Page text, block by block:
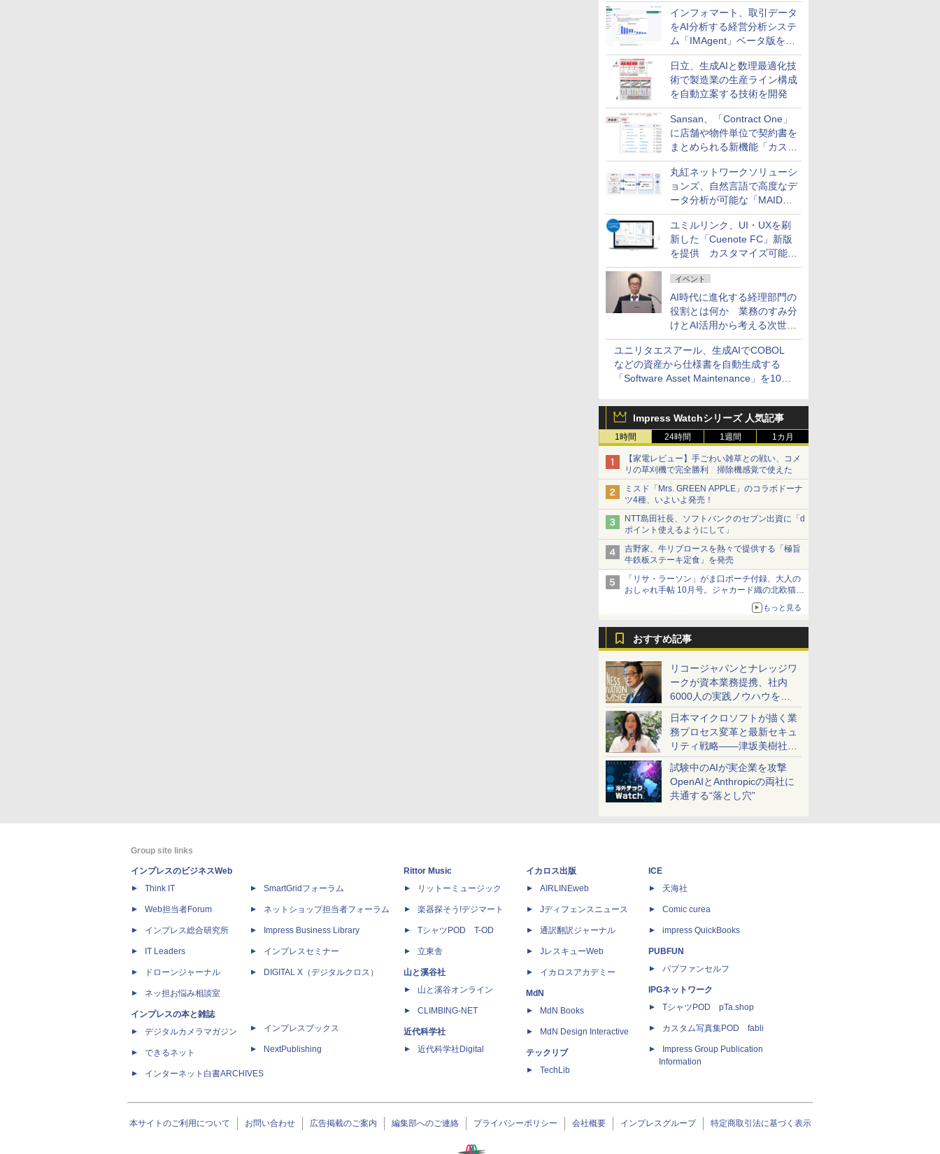
インフォマート、取引データ
をAI分析する経営分析システ
ム「IMAgent」ベータ版を提
供
日立、生成AIと数理最適化技
術で製造業の生産ライン構成
を自動立案する技術を開発
Sansan、「Contract One」
に店舗や物件単位で契約書を
まとめられる新機能「カスタ
ム契約ツリー」を追加
丸紅ネットワークソリューシ
ョンズ、自然言語で高度なデ
ータ分析が可能な「MAIDOA
AI ASSIST」を9月より提供
ユミルリンク、UI・UXを刷
新した「Cuenote FC」新版
を提供 カスタマイズ可能な
ダッシュボード画面を搭載
イベント
AI時代に進化する経理部門の
役割とは何か 業務のすみ分
けとAI活用から考える次世代
ファイナンス戦略
ユニリタエスアール、生成AIでCOBOL
などの資産から仕様書を自動生成する
「Software Asset Maintenance」を10月
Impress Watchシリーズ 人気記事
1時間 24時間 1週間 1カ月
【家電レビュー】手ごわい雑草との戦い、コメ
リの草刈機で完全勝利 掃除機感覚で使えた
ミスド「Mrs. GREEN APPLE」のコラボドーナ
ツ4種、いよいよ発売！
NTT島田社長、ソフトバンクのセブン出資に「d
ポイント使えるようにして」
吉野家、牛リブロースを熱々で提供する「極旨
牛鉄板ステーキ定食」を発売
「リサ・ラーソン」がま口ポーチ付録、大人の
おしゃれ手帖 10月号。ジャカード織の北欧猫デ
もっと見る
おすすめ記事
リコージャパンとナレッジワ
ークが資本業務提携、社内
6000人の実践ノウハウを生
かした「AI商談記録 for
RICOH」を展開へ
日本マイクロソフトが描く業
務プロセス変革と最新セキュ
リティ戦略――津坂美樹社長
が2027年度戦略を説明
試験中のAIが実企業を攻撃
OpenAIとAnthropicの両社に
共通する“落とし穴”
Group site links
インプレスのビジネスWeb
Think IT
Web担当者Forum
インプレス総合研究所
IT Leaders
ドローンジャーナル
ネッ担お悩み相談室
インプレスの本と雑誌
デジタルカメラマガジン
できるネット
インターネット白書ARCHIVES
SmartGridフォーラム
ネットショップ担当者フォーラム
Impress Business Library
インプレスセミナー
DIGITAL X（デジタルクロス）
インプレスブックス
NextPublishing
Rittor Music
リットーミュージック
楽器探そう!デジマート
TシャツPOD T-OD
立東舎
山と溪谷社
山と溪谷オンライン
CLIMBING-NET
近代科学社
近代科学社Digital
イカロス出版
AIRLINEweb
Jディフェンスニュース
通訳翻訳ジャーナル
JレスキューWeb
イカロスアカデミー
MdN
MdN Books
MdN Design Interactive
テックリブ
TechLib
ICE
天海社
Comic curea
impress QuickBooks
PUBFUN
パブファンセルフ
IPGネットワーク
TシャツPOD pTa.shop
カスタム写真集POD fabli
Impress Group Publication
Information
本サイトのご利用について お問い合わせ 広告掲載のご案内 編集部へのご連絡 プライバシーポリシー 会社概要 インプレスグループ 特定商取引法に基づく表示